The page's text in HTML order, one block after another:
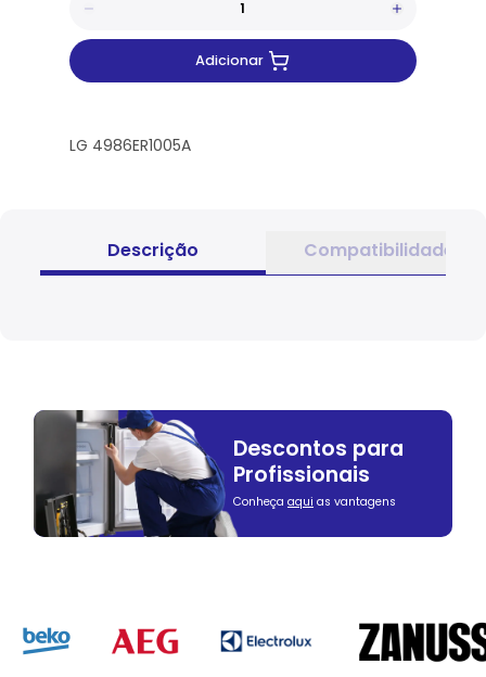
Adicionar
LG 4986ER1005A
Descrição Compatibilidade
Descontos para
Profissionais
Conheça aqui as vantagens